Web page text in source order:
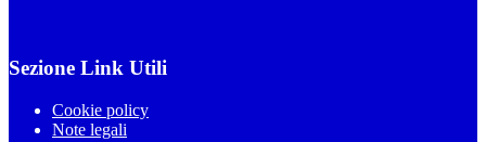
Sezione Link Utili
Cookie policy
Note legali